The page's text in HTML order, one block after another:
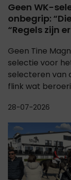
Geen WK-
onbegrip:
“Regels zijn
Geen Tine
selectie voor
selecteren van
flink wat
28-07-2026